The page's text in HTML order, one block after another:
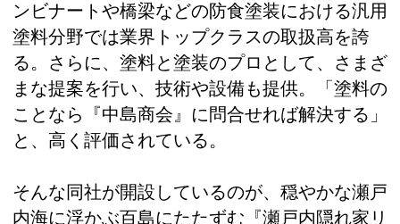
ンビナートや橋梁などの防食塗装における汎用
塗料分野では業界トップクラスの取扱高を誇
る。さらに、塗料と塗装のプロとして、さまざ
まな提案を行い、技術や設備も提供。「塗料の
ことなら『中島商会』に問合せれば解決する」
と、高く評価されている。
そんな同社が開設しているのが、穏やかな瀬戸
内海に浮かぶ百島にたたずむ『瀬戸内隠れ家リ